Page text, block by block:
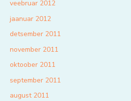
veebruar 2012
jaanuar 2012
detsember 2011
november 2011
oktoober 2011
september 2011
august 2011